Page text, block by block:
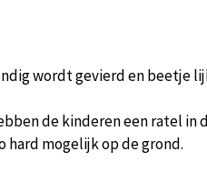
wordt gevierd en beetje
de kinderen een ratel in
hard mogelijk op de grond.